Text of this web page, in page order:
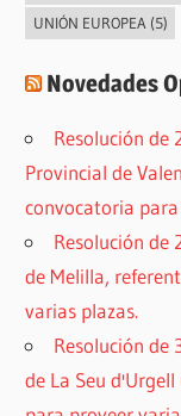
UNIÓN EUROPEA(5)
Novedades
Resolución de
Provincial de
convocatoria
Resolución de
de Melilla,
varias plazas.
Resolución
de La Seu